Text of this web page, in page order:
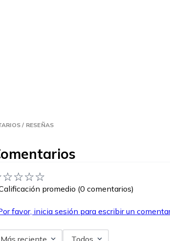
/ RESEÑAS
☆☆☆☆
promedio (0 comentarios)
favor, inicia sesión para escribir un